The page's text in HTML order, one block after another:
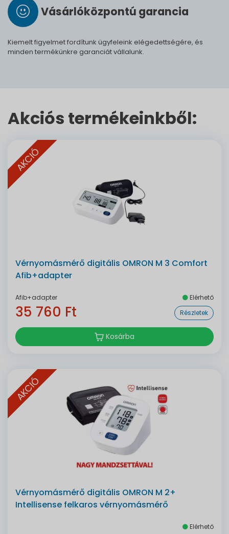
Vásárló­köz­pontú ga­ran­cia
Kiemelt figyelmet fordítunk ügyfeleink elégedettségére, és
minden termékünkre garanciát vállalunk.
Akciós termékeinkből:
AKCIÓ
Vérnyomásmérő digitális OMRON M 3 Comfort
Afib+adapter
Afib+adapter Elérhető
35 760 Ft Részletek
Kosárba
AKCIÓ
Vérnyomásmérő digitális OMRON M 2+
Intellisense felkaros vérnyomásmérő
Elérhető